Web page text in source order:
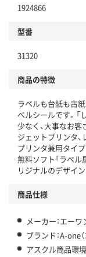
仕組
この商品の環境配
アスクル商品環境
1924866
型番
31320
商品の特徴
ラベルも台紙も古
ベルシールです。「
少なく、大事なお
ジェットプリンタ
プリンタ兼用タイ
無料ソフト「ラベル
リジナルのデザイ
商品仕様
メーカー：エーワ
ブランド：A-one
アスクル商品環